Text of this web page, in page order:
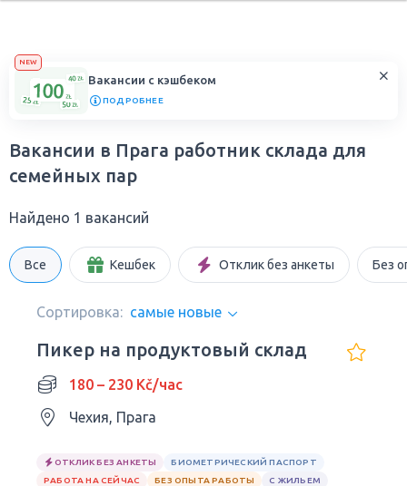
NEW
Вакансии с кэшбеком
ПОДРОБНЕЕ
Вакансии в Прага работник склада для
семейных пар
Найдено 1 вакансий
Все Кешбек Отклик без анкеты Без
Сортировка: самые новые
Пикер на продуктовый склад
180 – 230 Kč/час
Чехия, Прага
ОТКЛИК БЕЗ АНКЕТЫ
БИОМЕТРИЧЕСКИЙ ПАСПОРТ
РАБОТА НА СЕЙЧАС
БЕЗ ОПЫТА РАБОТЫ
С ЖИЛЬЕМ